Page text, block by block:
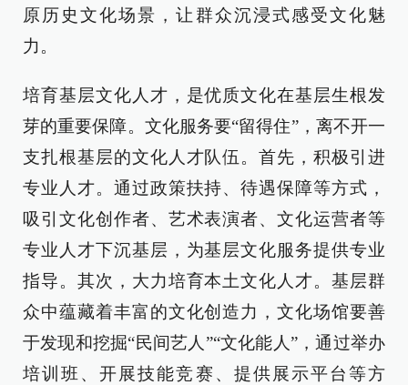
原历史文化场景，让群众沉浸式感受文化魅
力。
培育基层文化人才，是优质文化在基层生根发
芽的重要保障。文化服务要“留得住”，离不开一
支扎根基层的文化人才队伍。首先，积极引进
专业人才。通过政策扶持、待遇保障等方式，
吸引文化创作者、艺术表演者、文化运营者等
专业人才下沉基层，为基层文化服务提供专业
指导。其次，大力培育本土文化人才。基层群
众中蕴藏着丰富的文化创造力，文化场馆要善
于发现和挖掘“民间艺人”“文化能人”，通过举办
培训班、开展技能竞赛、提供展示平台等方